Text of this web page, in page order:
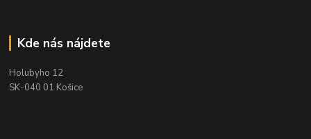
Kde nás nájdete
Holubyho 12
SK-040 01 Košice